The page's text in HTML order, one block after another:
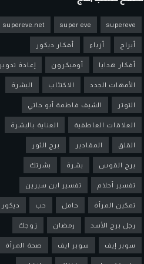
supereve
super eve
supereve.net
أبراج أزياء أفكار ديكور
أفكار هدايا أوميكرون إعادة تدوير
الأمهات الجدد الاكتئاب البشرة
التوتر الشيف فاطمة أبو حاتي
العلاقات العاطفية العناية بالبشرة
القلق المقادير برج الثور
برج القوس بشرة بشرتك
تفسير أحلام تفسير ابن سيرين
تمكين المرأة حامل حب ديكور
رجل برج الأسد رمضان زوجك
سوبر إيف سوبر ايف صحة المرأة